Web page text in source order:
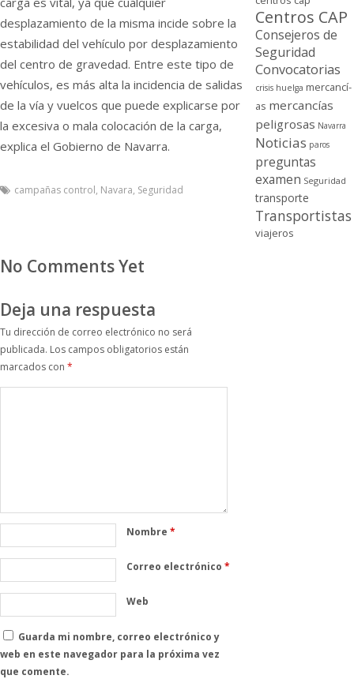
desplazamiento de la misma incide sobre la
estabilidad del vehí­culo por desplazamiento
del centro de gravedad. Entre este tipo de
vehí­culos, es más alta la incidencia de salidas
de la ví­a y vuelcos que puede explicarse por
la excesiva o mala colocación de la carga,
explica el Gobierno de Navarra.
campañas control, Navara, Seguridad
No Comments Yet
Deja una respuesta
Tu dirección de correo electrónico no será
publicada. Los campos obligatorios están
marcados con *
Nombre*
Correo electrónico*
Web
Guarda mi nombre, correo electrónico y
web en este navegador para la próxima vez
que comente.
Centros CAP
Consejeros de
Seguridad
Convocatorias
crisis huelga mercancí­
as mercancí­as
peligrosas Navarra
Noticias paros
preguntas
examen Seguridad
transporte
Transportistas
viajeros